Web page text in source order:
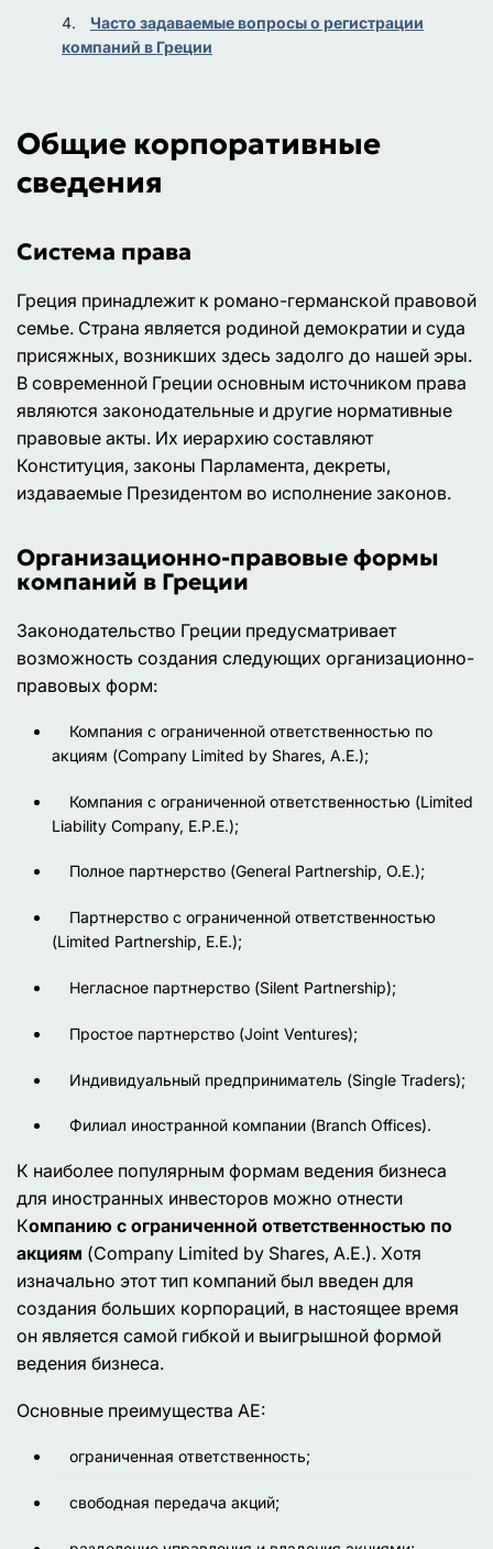
Часто задаваемые вопросы о регистрации
компаний в Греции
Общие корпоративные
сведения
Система права
Греция принадлежит к романо-германской правовой
семье. Страна является родиной демократии и суда
присяжных, возникших здесь задолго до нашей эры.
В современной Греции основным источником права
являются законодательные и другие нормативные
правовые акты. Их иерархию составляют
Конституция, законы Парламента, декреты,
издаваемые Президентом во исполнение законов.
Организационно-правовые формы
компаний в Греции
Законодательство Греции предусматривает
возможность создания следующих организационно-
правовых форм:
Компания с ограниченной ответственностью по
акциям (Company Limited by Shares, A.E.);
Компания с ограниченной ответственностью (Limited
Liability Company, E.P.E.);
Полное партнерство (General Partnership, O.E.);
Партнерство с ограниченной ответственностью
(Limited Partnership, E.E.);
Негласное партнерство (Silent Partnership);
Простое партнерство (Joint Ventures);
Индивидуальный предприниматель (Single Traders);
Филиал иностранной компании (Branch Offices).
К наиболее популярным формам ведения бизнеса
для иностранных инвесторов можно отнести
Компанию с ограниченной ответственностью по
акциям (Company Limited by Shares, A.E.). Хотя
изначально этот тип компаний был введен для
создания больших корпораций, в настоящее время
он является самой гибкой и выигрышной формой
ведения бизнеса.
Основные преимущества АЕ:
ограниченная ответственность;
свободная передача акций;